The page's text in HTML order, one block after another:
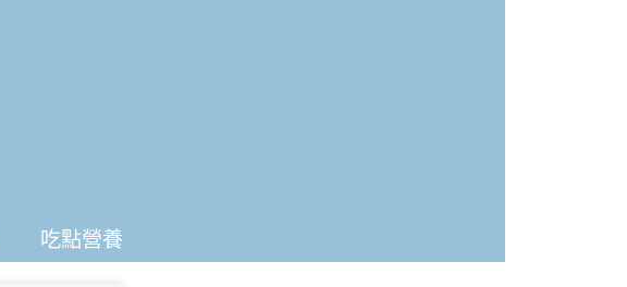
吃點營養